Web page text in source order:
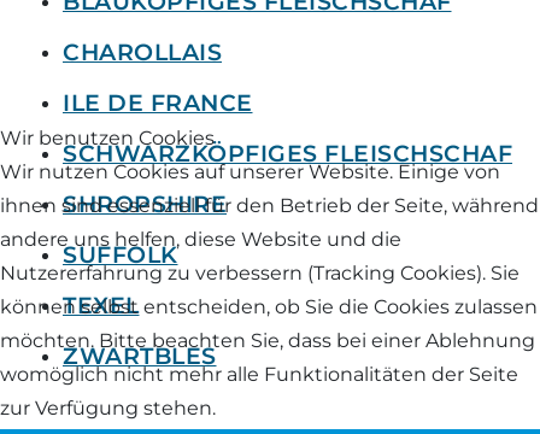
CHAROLLAIS
ILE DE FRANCE
SCHWARZKÖPFIGES FLEISCHSCHAF
SHROPSHIRE
SUFFOLK
TEXEL
ZWARTBLES
Wir benutzen Cookies
Wir nutzen Cookies auf unserer Website. Einige von
ihnen sind essenziell für den Betrieb der Seite, während
andere uns helfen, diese Website und die
Nutzererfahrung zu verbessern (Tracking Cookies). Sie
können selbst entscheiden, ob Sie die Cookies zulassen
möchten. Bitte beachten Sie, dass bei einer Ablehnung
womöglich nicht mehr alle Funktionalitäten der Seite
zur Verfügung stehen.
Formulare/Download
Links Züchter-Internetseiten
Preisrichter in Bayern
Futtrationsrechner
Neueinsteiger
Fachberater in Bayern
Lineare Beurteilung Zahnstellung
Walliser Schwarznasenschaf
Weißes Bergschaf
Zwartbles
Rouge de Roussillon
Schwarzes Villnösser Schaf
Scottish Blackface
Shetland
Skudde